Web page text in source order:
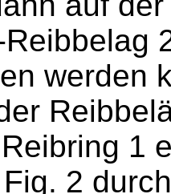
werden
1
2